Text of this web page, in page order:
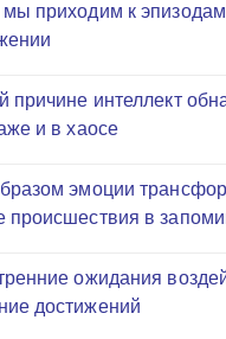
приходим к эпизодам
причине интеллект
и в хаосе
эмоции
происшествия в
ожидания
достижений